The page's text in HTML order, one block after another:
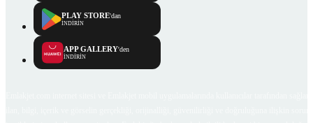
PLAY STORE'dan
İNDİRİN
APP GALLERY'den
İNDİRİN